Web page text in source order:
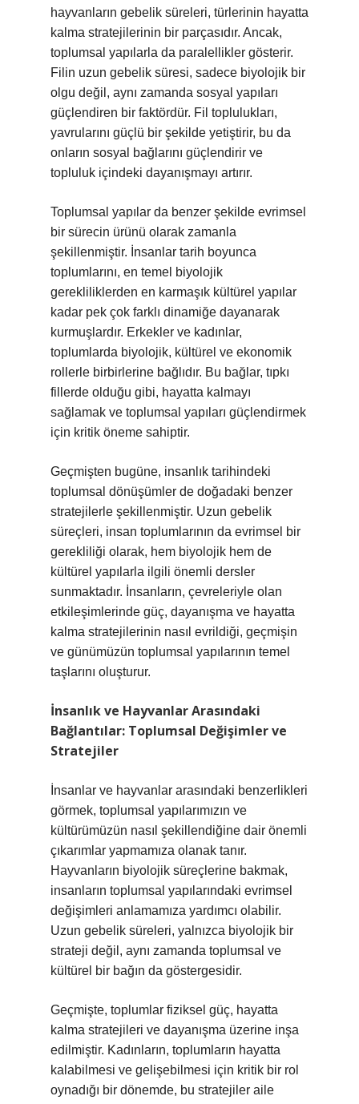
hayvanların gebelik süreleri, türlerinin hayatta
kalma stratejilerinin bir parçasıdır. Ancak,
toplumsal yapılarla da paralellikler gösterir.
Filin uzun gebelik süresi, sadece biyolojik bir
olgu değil, aynı zamanda sosyal yapıları
güçlendiren bir faktördür. Fil toplulukları,
yavrularını güçlü bir şekilde yetiştirir, bu da
onların sosyal bağlarını güçlendirir ve
topluluk içindeki dayanışmayı artırır.
Toplumsal yapılar da benzer şekilde evrimsel
bir sürecin ürünü olarak zamanla
şekillenmiştir. İnsanlar tarih boyunca
toplumlarını, en temel biyolojik
gerekliliklerden en karmaşık kültürel yapılar
kadar pek çok farklı dinamiğe dayanarak
kurmuşlardır. Erkekler ve kadınlar,
toplumlarda biyolojik, kültürel ve ekonomik
rollerle birbirlerine bağlıdır. Bu bağlar, tıpkı
fillerde olduğu gibi, hayatta kalmayı
sağlamak ve toplumsal yapıları güçlendirmek
için kritik öneme sahiptir.
Geçmişten bugüne, insanlık tarihindeki
toplumsal dönüşümler de doğadaki benzer
stratejilerle şekillenmiştir. Uzun gebelik
süreçleri, insan toplumlarının da evrimsel bir
gerekliliği olarak, hem biyolojik hem de
kültürel yapılarla ilgili önemli dersler
sunmaktadır. İnsanların, çevreleriyle olan
etkileşimlerinde güç, dayanışma ve hayatta
kalma stratejilerinin nasıl evrildiği, geçmişin
ve günümüzün toplumsal yapılarının temel
taşlarını oluşturur.
İnsanlık ve Hayvanlar Arasındaki
Bağlantılar: Toplumsal Değişimler ve
Stratejiler
İnsanlar ve hayvanlar arasındaki benzerlikleri
görmek, toplumsal yapılarımızın ve
kültürümüzün nasıl şekillendiğine dair önemli
çıkarımlar yapmamıza olanak tanır.
Hayvanların biyolojik süreçlerine bakmak,
insanların toplumsal yapılarındaki evrimsel
değişimleri anlamamıza yardımcı olabilir.
Uzun gebelik süreleri, yalnızca biyolojik bir
strateji değil, aynı zamanda toplumsal ve
kültürel bir bağın da göstergesidir.
Geçmişte, toplumlar fiziksel güç, hayatta
kalma stratejileri ve dayanışma üzerine inşa
edilmiştir. Kadınların, toplumların hayatta
kalabilmesi ve gelişebilmesi için kritik bir rol
oynadığı bir dönemde, bu stratejiler aile